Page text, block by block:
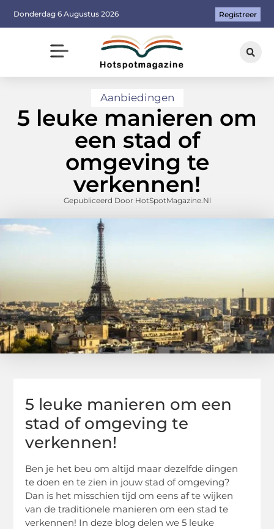
Donderdag 6 Augustus 2026 Registreer
Aanbiedingen
5 leuke manieren om
een stad of
omgeving te
verkennen!
Gepubliceerd Door HotSpotMagazine.nl
5 leuke manieren om een
stad of omgeving te
verkennen!
Ben je het beu om altijd maar dezelfde dingen
te doen en te zien in jouw stad of omgeving?
Dan is het misschien tijd om eens af te wijken
van de traditionele manieren om een stad te
verkennen! In deze blog delen we 5 leuke